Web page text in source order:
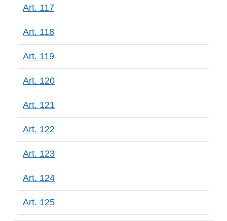
Art. 117
Art. 118
Art. 119
Art. 120
Art. 121
Art. 122
Art. 123
Art. 124
Art. 125